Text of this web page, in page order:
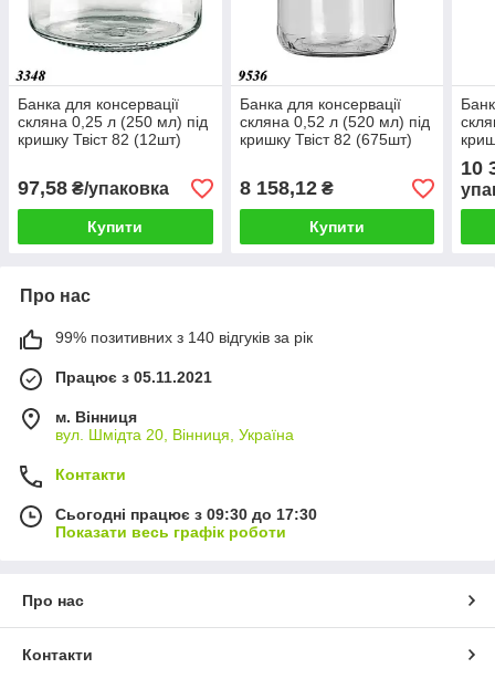
Банка для консервації
скляна 0,25 л (250 мл) під
кришку Твіст 82 (12шт)
97,58 ₴/упаковка
Купити
Банка для консервації
скляна 0,52 л (520 мл) під
кришку Твіст 82 (675шт)
8 158,12₴
Купити
10
Про нас
99% позитивних з 140 відгуків за рік
Працює з 05.11.2021
м. Вінниця
вул. Шмідта 20, Вінниця, Україна
Контакти
Сьогодні працює з 09:30 до 17:30
Показати весь графік роботи
Про нас
Контакти